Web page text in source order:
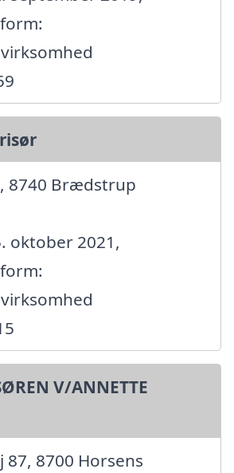
8740 Brædstrup
oktober 2021,
V/ANNETTE
8700 Horsens